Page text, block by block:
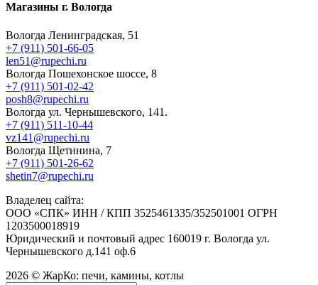
Магазины г. Вологда
Вологда Ленинградская, 51
+7 (911) 501-66-05
len51@rupechi.ru
Вологда Пошехонское шоссе, 8
+7 (911) 501-02-42
posh8@rupechi.ru
Вологда ул. Чернышевского, 141.
+7 (911) 511-10-44
vz141@rupechi.ru
Вологда Щетинина, 7
+7 (911) 501-26-62
shetin7@rupechi.ru
Владелец сайта:
ООО «СПК» ИНН / КПП 3525461335/352501001 ОГРН
1203500018919
Юридический и почтовый адрес 160019 г. Вологда ул.
Чернышевского д.141 оф.6
2026 © ЖарКо: печи, камины, котлы